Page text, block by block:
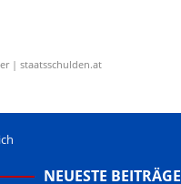
| staatsschulden.at
NEUESTE BEITRÄGE